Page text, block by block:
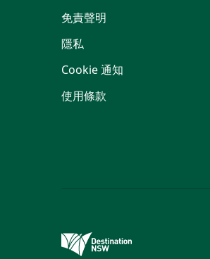
免責聲明
隱私
Cookie 通知
使用條款